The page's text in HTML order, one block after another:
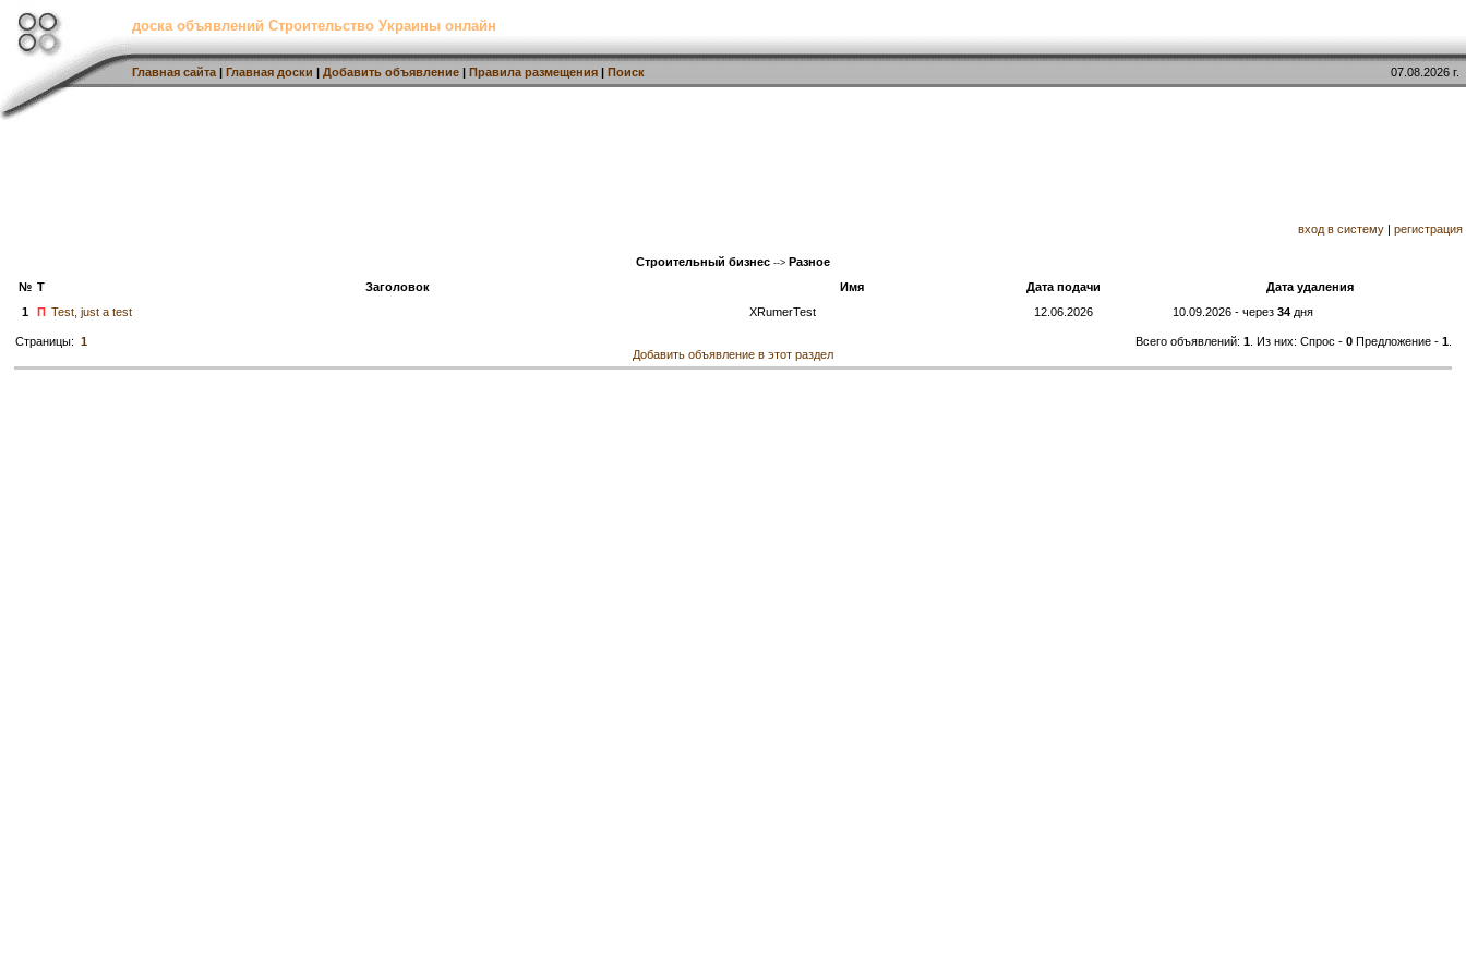
доска объявлений Строительство Украины онлайн
Главная сайта | Главная доски | Добавить объявление | Правила размещения | Поиск 07.08.2026 г.
вход в систему | регистрация
Строительный бизнес --> Разное
№ Т Заголовок Имя Дата подачи
Дата удаления
1
П Test, just a test XRumerTest 12.06.2026 10.09.2026 - через 34дня
Страницы: 1 Всего объявлений: 1. Из них: Спрос - 0Предложение - 1.
Добавить объявление в этот раздел